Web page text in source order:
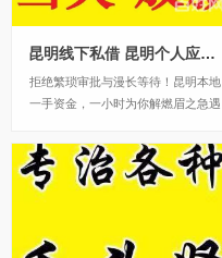
昆明线下私借 昆明个人应急借钱 无需抵押当天应急借款
拒绝繁琐审批与漫长等待！昆明本地
一手资金，一小时为你解燃眉之急遇
高、流程长，最怕网贷平台查征信、
秒拒绝，更怕那些打着“低息”幌子却
暗藏无数套路的黑中介。在昆明，如
是本地的一手私人...